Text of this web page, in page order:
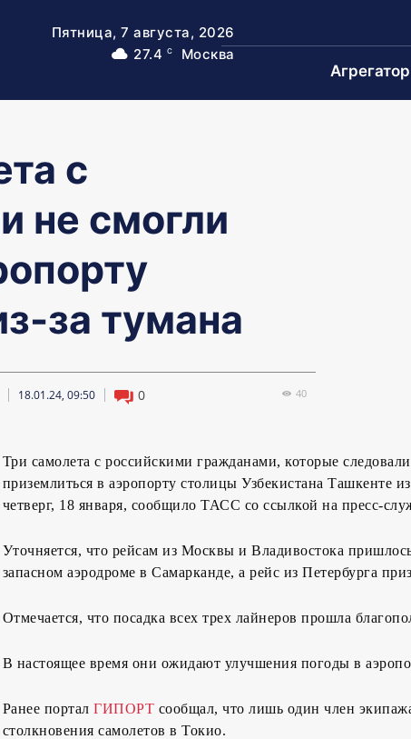
Пятница, 7 августа, 2026
27.4
C Москва
с
не смогли
за тумана
18.01.24, 09:50 0 40
Три самолета с российскими гражданами, которые
приземлиться в аэропорту столицы Узбекистана Ташкенте
четверг, 18 января, сообщило ТАСС со ссылкой на пресс-
Уточняется, что рейсам из Москвы и Владивостока
запасном аэродроме в Самарканде, а рейс из Петербурга
Отмечается, что посадка всех трех лайнеров прошла
В настоящее время они ожидают улучшения погоды в
Ранее порталГИПОРТ сообщал, что лишь один член
столкновения самолетов в Токио.